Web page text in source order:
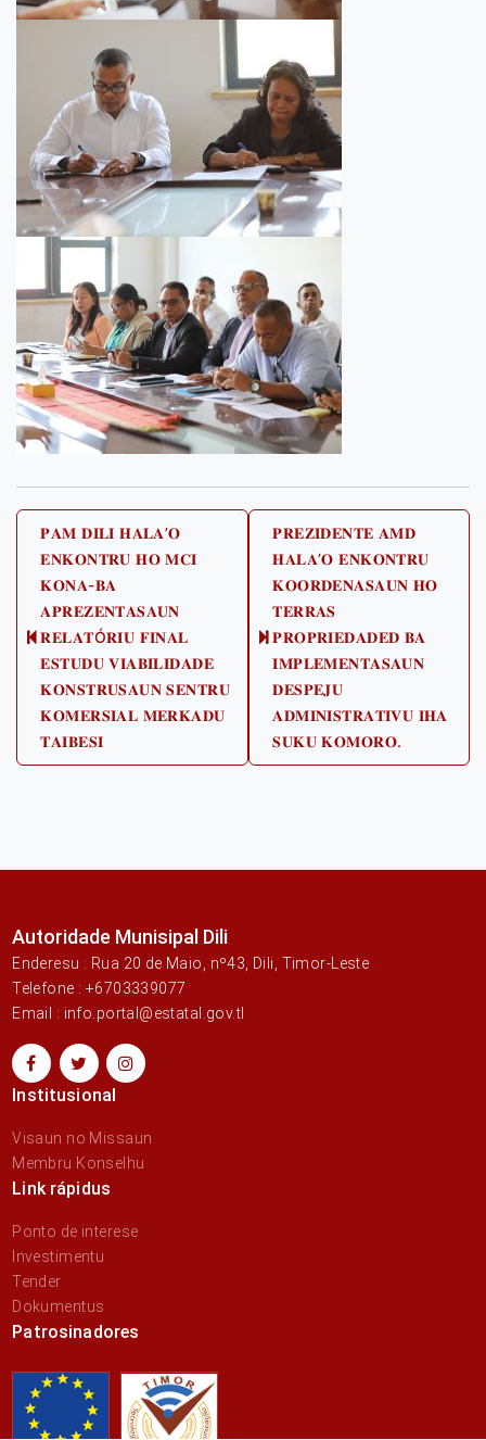
Post
navigation
Previous
post:
𝐏𝐀𝐌 𝐃𝐈𝐋𝐈 𝐇𝐀𝐋𝐀’𝐎
𝐄𝐍𝐊𝐎𝐍𝐓𝐑𝐔 𝐇𝐎 𝐌𝐂𝐈
𝐊𝐎𝐍𝐀-𝐁𝐀
𝐀𝐏𝐑𝐄𝐙𝐄𝐍𝐓𝐀𝐒𝐀𝐔𝐍
𝐑𝐄𝐋𝐀𝐓Ó𝐑𝐈𝐔 𝐅𝐈𝐍𝐀𝐋
𝐄𝐒𝐓𝐔𝐃𝐔 𝐕𝐈𝐀𝐁𝐈𝐋𝐈𝐃𝐀𝐃𝐄
𝐊𝐎𝐍𝐒𝐓𝐑𝐔𝐒𝐀𝐔𝐍 𝐒𝐄𝐍𝐓𝐑𝐔
𝐊𝐎𝐌𝐄𝐑𝐒𝐈𝐀𝐋 𝐌𝐄𝐑𝐊𝐀𝐃𝐔
𝐓𝐀𝐈𝐁𝐄𝐒𝐈
Next
post:
𝐏𝐑𝐄𝐙𝐈𝐃𝐄𝐍𝐓𝐄 𝐀𝐌𝐃
𝐇𝐀𝐋𝐀’𝐎 𝐄𝐍𝐊𝐎𝐍𝐓𝐑𝐔
𝐊𝐎𝐎𝐑𝐃𝐄𝐍𝐀𝐒𝐀𝐔𝐍 𝐇𝐎
𝐓𝐄𝐑𝐑𝐀𝐒
𝐏𝐑𝐎𝐏𝐑𝐈𝐄𝐃𝐀𝐃𝐄𝐃 𝐁𝐀
𝐈𝐌𝐏𝐋𝐄𝐌𝐄𝐍𝐓𝐀𝐒𝐀𝐔𝐍
𝐃𝐄𝐒𝐏𝐄𝐉𝐔
𝐀𝐃𝐌𝐈𝐍𝐈𝐒𝐓𝐑𝐀𝐓𝐈𝐕𝐔 𝐈𝐇𝐀
𝐒𝐔𝐊𝐔 𝐊𝐎𝐌𝐎𝐑𝐎.
Autoridade Munisipal Dili
Enderesu : Rua 20 de Maio, nº43, Dili, Timor-Leste
Telefone : +6703339077
Email : info.portal@estatal.gov.tl
Institusional
Visaun no Missaun
Membru Konselhu
Link rápidus
Ponto de interese
Investimentu
Tender
Dokumentus
Patrosinadores